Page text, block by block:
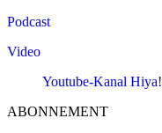
Podcast
Video
Youtube-Kanal Hiya!
ABONNEMENT